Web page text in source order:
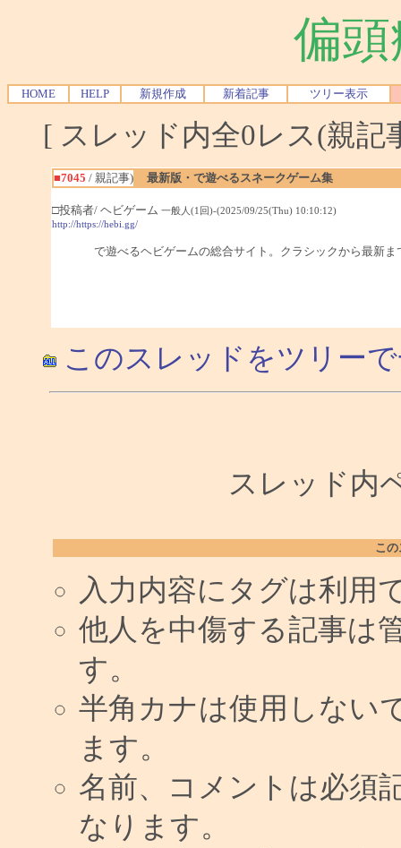
偏
HOME HELP 新規作成 新着記事 ツリー表示
[ スレッド内全0レス(親
■7045 / 親記事) 最新版・で遊べるスネークゲーム集
□投稿者/ ヘビゲーム 一般人(1回)-(2025/09/25(Thu) 10:10:12)
http://https://hebi.gg/
で遊べるヘビゲームの総合サイト。クラシックから最新
このスレッドをツリー
スレッド内
こ
入力内容にタグは利用
他人を中傷する記事は
す。
半角カナは使用しない
ます。
名前、コメントは必須
なります。